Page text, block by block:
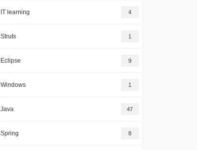
IT learning 4
Struts 1
Eclipse 9
Windows 1
Java 47
Spring 8